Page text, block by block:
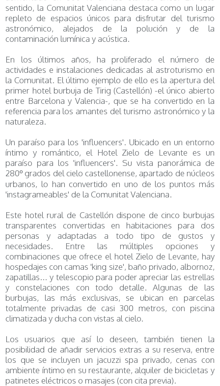
sentido, la Comunitat Valenciana destaca como un lugar
repleto de espacios únicos para disfrutar del turismo
astronómico, alejados de la polución y de la
contaminación lumínica y acústica.
En los últimos años, ha proliferado el número de
actividades e instalaciones dedicadas al astroturismo en
la Comunitat. El último ejemplo de ello es la apertura del
primer hotel burbuja de Tirig (Castellón) -el único abierto
entre Barcelona y Valencia-, que se ha convertido en la
referencia para los amantes del turismo astronómico y la
naturaleza.
Un paraíso para los 'influencers'. Ubicado en un entorno
íntimo y romántico, el Hotel Zielo de Levante es un
paraíso para los 'influencers'. Su vista panorámica de
280º grados del cielo castellonense, apartado de núcleos
urbanos, lo han convertido en uno de los puntos más
'instagrameables' de la Comunitat Valenciana.
Este hotel rural de Castellón dispone de cinco burbujas
transparentes convertidas en habitaciones para dos
personas y adaptadas a todo tipo de gustos y
necesidades. Entre las múltiples opciones y
combinaciones que ofrece el hotel Zielo de Levante, hay
hospedajes con camas 'king size', baño privado, albornoz,
zapatillas... y telescopio para poder apreciar las estrellas
y constelaciones con todo detalle. Algunas de las
burbujas, las más exclusivas, se ubican en parcelas
totalmente privadas de casi 300 metros, con piscina
climatizada y ducha con vistas al cielo.
Los usuarios que así lo deseen, también tienen la
posibilidad de añadir servicios extras a su reserva, entre
los que se incluyen un jacuzzi spa privado, cenas con
ambiente íntimo en su restaurante, alquiler de bicicletas y
patinetes eléctricos o masajes (con cita previa).